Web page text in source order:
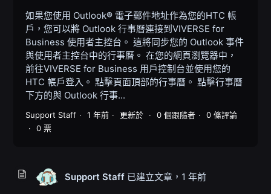
如果您使用 Outlook® 電子郵件地址作為您的HTC 帳
戶，您可以將 Outlook 行事曆連接到VIVERSE for
Business 使用者主控台。 這將同步您的 Outlook 事件
與使用者主控台中的行事曆。 在您的網頁瀏覽器中，
前往VIVERSE for Business 用戶控制台並使用您的
HTC 帳戶登入。 點擊頁面頂部的行事曆。 點擊行事曆
下方的與 Outlook 行事...
Support Staff 1 年前 更新於 0 個跟隨者
0 條評論
0 票
Support Staff 已建立文章， 1 年前